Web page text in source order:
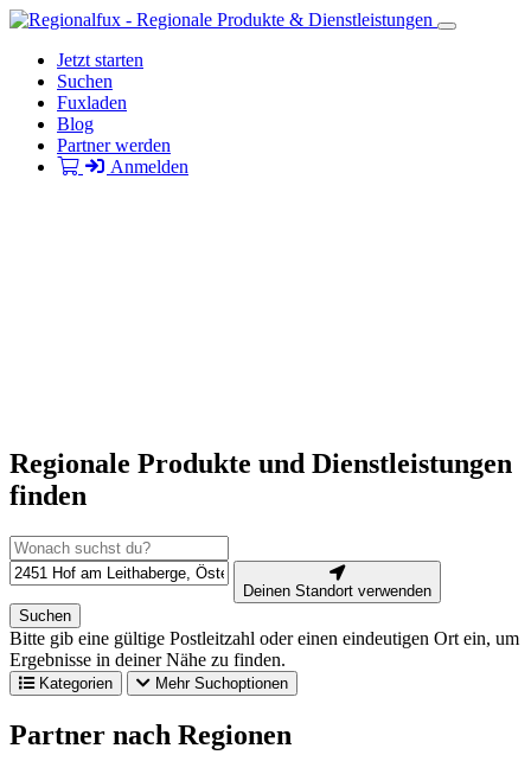
Jetzt starten
Suchen
Fuxladen
Blog
Partner werden
Anmelden
Regionale Produkte und Dienstleistungen
finden
Deinen Standort verwenden
Suchen
Bitte gib eine gültige Postleitzahl oder einen eindeutigen Ort ein, um
Ergebnisse in deiner Nähe zu finden.
Kategorien Mehr Suchoptionen
Partner nach Regionen